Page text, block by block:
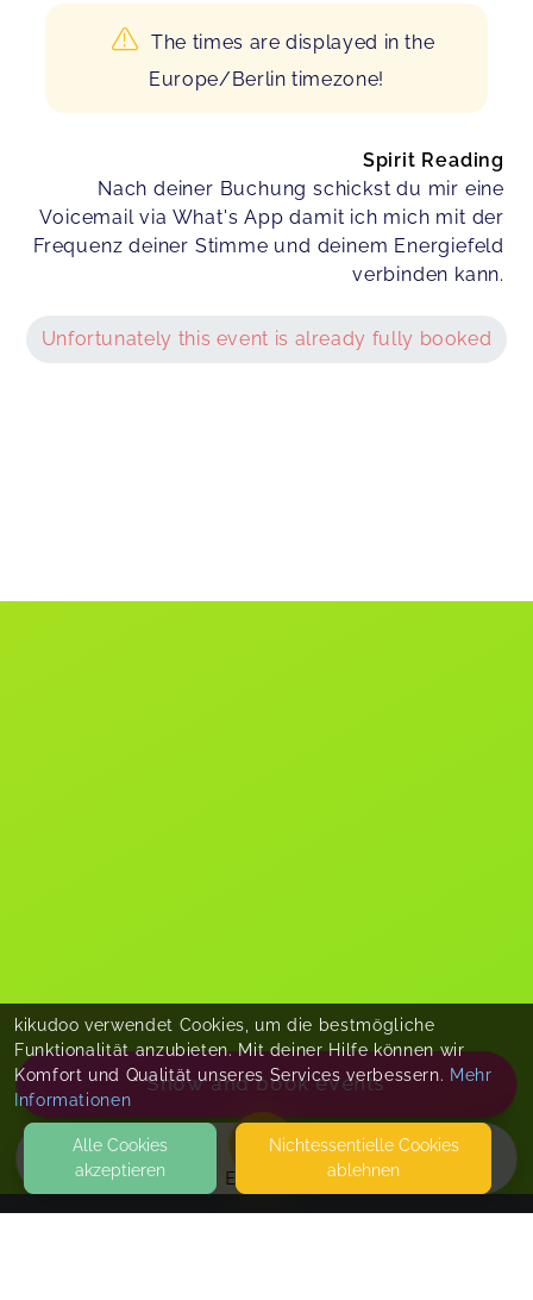
EVENTS
The times are displayed in the
Europe/Berlin timezone!
Spirit Reading
Nach deiner Buchung schickst du mir eine
Voicemail via What's App damit ich mich mit der
Frequenz deiner Stimme und deinem Energiefeld
verbinden kann.
Unfortunately this event is already fully booked
Show and book events
kikudoo verwendet Cookies, um die bestmögliche
Funktionalität anzubieten. Mit deiner Hilfe können wir
Komfort und Qualität unseres Services verbessern. Mehr
Informationen
Alle Cookies
akzeptieren
Nicht­essentielle Cookies
ablehnen